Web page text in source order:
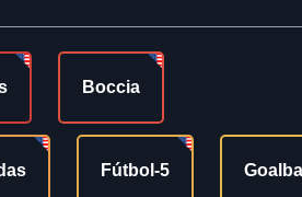
Boccia
Fútbol-5 Goalball